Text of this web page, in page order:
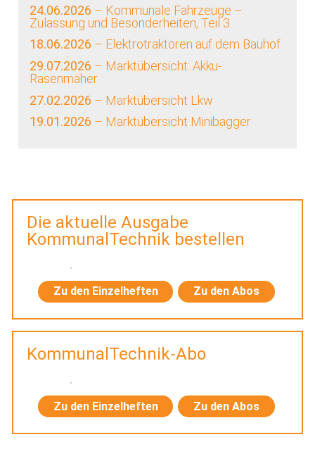
24.06.2026 – Kommunale Fahrzeuge –
Zulassung und Besonderheiten, Teil 3
18.06.2026 – Elektrotraktoren auf dem Bauhof
29.07.2026 – Marktübersicht: Akku-
Rasenmäher
27.02.2026 – Marktübersicht Lkw
19.01.2026 – Marktübersicht Minibagger
Die aktuelle Ausgabe
KommunalTechnik bestellen
Zu den Einzelheften Zu den Abos
KommunalTechnik-Abo
Zu den Einzelheften Zu den Abos